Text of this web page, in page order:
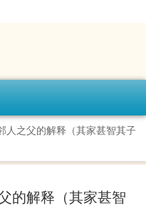
人之父的解释（其家甚智其子
的解释（其家甚智